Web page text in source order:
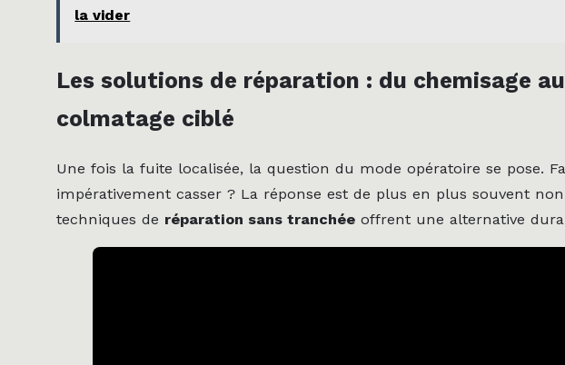
la vider
Les solutions de réparation : du chemisage au
colmatage ciblé
Une fois la fuite localisée, la question du mode opératoire se pose.
impérativement casser ? La réponse est de plus en plus souvent
techniques de réparation sans tranchée offrent une alternative